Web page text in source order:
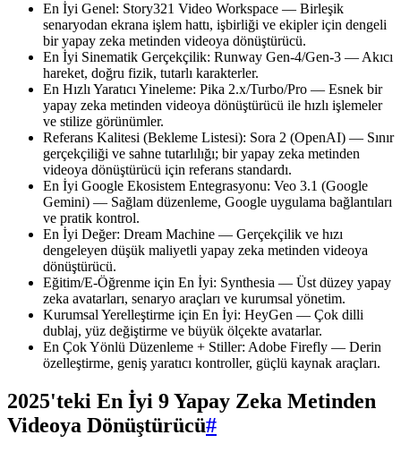
En İyi Genel: Story321 Video Workspace — Birleşik
senaryodan ekrana işlem hattı, işbirliği ve ekipler için dengeli
bir yapay zeka metinden videoya dönüştürücü.
En İyi Sinematik Gerçekçilik: Runway Gen-4/Gen-3 — Akıcı
hareket, doğru fizik, tutarlı karakterler.
En Hızlı Yaratıcı Yineleme: Pika 2.x/Turbo/Pro — Esnek bir
yapay zeka metinden videoya dönüştürücü ile hızlı işlemeler
ve stilize görünümler.
Referans Kalitesi (Bekleme Listesi): Sora 2 (OpenAI) — Sınır
gerçekçiliği ve sahne tutarlılığı; bir yapay zeka metinden
videoya dönüştürücü için referans standardı.
En İyi Google Ekosistem Entegrasyonu: Veo 3.1 (Google
Gemini) — Sağlam düzenleme, Google uygulama bağlantıları
ve pratik kontrol.
En İyi Değer: Dream Machine — Gerçekçilik ve hızı
dengeleyen düşük maliyetli yapay zeka metinden videoya
dönüştürücü.
Eğitim/E-Öğrenme için En İyi: Synthesia — Üst düzey yapay
zeka avatarları, senaryo araçları ve kurumsal yönetim.
Kurumsal Yerelleştirme için En İyi: HeyGen — Çok dilli
dublaj, yüz değiştirme ve büyük ölçekte avatarlar.
En Çok Yönlü Düzenleme + Stiller: Adobe Firefly — Derin
özelleştirme, geniş yaratıcı kontroller, güçlü kaynak araçları.
2025'teki En İyi 9 Yapay Zeka Metinden
Videoya Dönüştürücü#